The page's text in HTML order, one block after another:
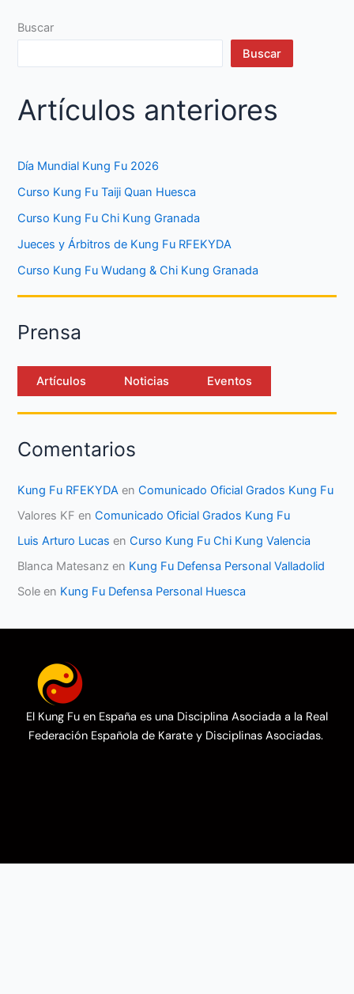
Buscar
Buscar
Artículos anteriores
Día Mundial Kung Fu 2026
Curso Kung Fu Taiji Quan Huesca
Curso Kung Fu Chi Kung Granada
Jueces y Árbitros de Kung Fu RFEKYDA
Curso Kung Fu Wudang & Chi Kung Granada
Prensa
Artículos Noticias Eventos
Comentarios
Kung Fu RFEKYDA enComunicado Oficial Grados Kung Fu
Valores KF enComunicado Oficial Grados Kung Fu
Luis Arturo Lucas enCurso Kung Fu Chi Kung Valencia
Blanca Matesanz en Kung Fu Defensa Personal Valladolid
Sole en Kung Fu Defensa Personal Huesca
El Kung Fu en España es una Disciplina Asociada a la Real
Federación Española de Karate y Disciplinas Asociadas.